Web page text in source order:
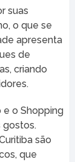
suas
o que se
apresenta
de
criando
e o Shopping
são
que